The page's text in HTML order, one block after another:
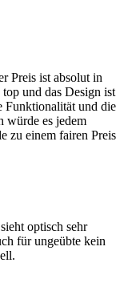
Preis ist absolut in
und das Design ist
Funktionalität und die
würde es jedem
zu einem fairen Preis
optisch sehr
für ungeübte kein